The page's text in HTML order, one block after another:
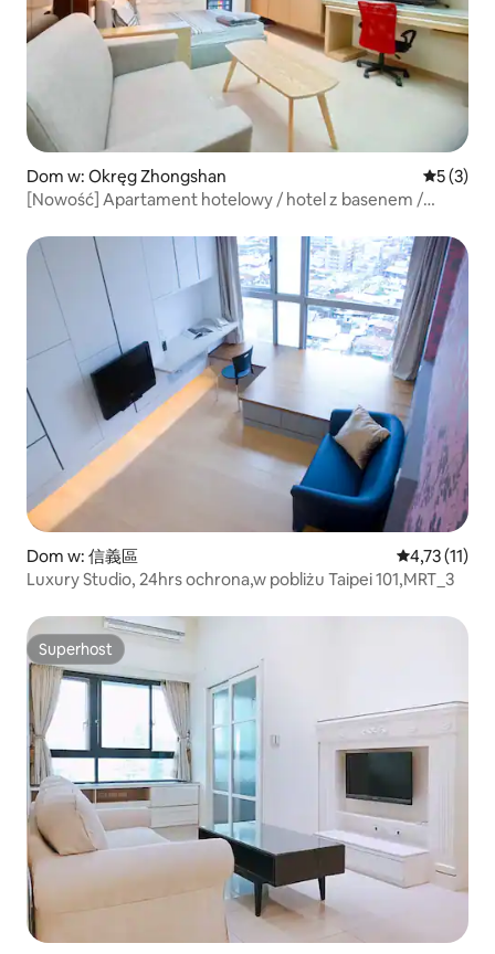
Dom w: Okręg Zhongshan Średnia
5 (3)
[Nowość] Apartament hotelowy / hotel z basenem /
mieszkanie / dzielnica handlowa Lin Sen / stacja
Zhongshan Elementary School / przyjazny dla
obcokrajowców
Dom w: 信義區 Średnia
4,73 (11)
Luxury Studio, 24hrs ochrona,w pobliżu Taipei 101,MRT_3
Superhost
Superhost